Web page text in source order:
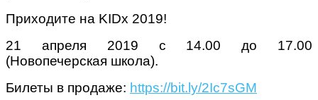
Приходите на KIDx 2019!
21 апреля 2019 с 14.00 до 17.00
(Новопечерская школа).
Билеты в продаже: https://bit.ly/2Ic7sGM